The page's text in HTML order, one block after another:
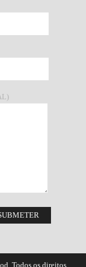
Todos os direitos